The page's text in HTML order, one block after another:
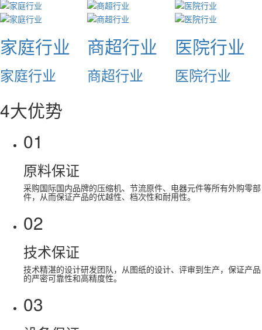
家庭行业
家庭行业
商超行业
商超行业
医院行业
医院行业
4大优势
01
原料保证
采购国际国内品牌的压缩机、节流原件、电器元件等所有外购零部
件，从而保证产品的优越性、档次性和耐用性。
02
技术保证
技术精湛的设计研发团队，从图纸的设计、评审到生产，保证产品
的严密可靠性和高精度性。
03